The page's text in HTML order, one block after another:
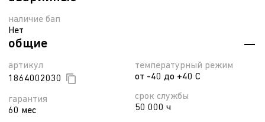
наличие бап
Нет
общие
артикул
1864002030
гарантия
60 мес
температурный режим
от -40 до +40 С
срок службы
50 000 ч